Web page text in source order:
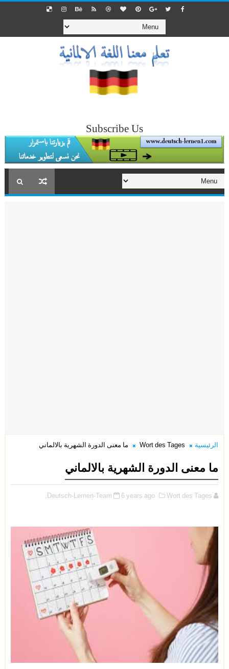
Subscribe Us
الرئيسية Wort des Tages ما معنى الدورة الشهرية بالالماني
ما معنى الدورة الشهرية بالالماني
Deutsch-Lernen-Team 6 years ago Wort des Tages,